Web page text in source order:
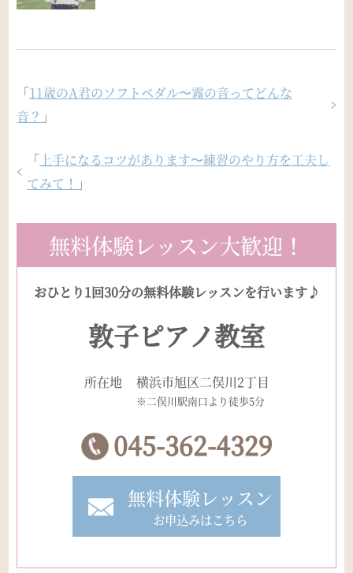
「11歳のA君のソフトペダル〜霧の音ってどんな
音？ 」
「 上手になるコツがあります〜練習のやり方を工夫し
てみて！ 」
無料体験レッスン大歓迎！
おひとり1回30分の無料体験レッスンを行います♪
敦子ピアノ教室
所在地 横浜市旭区二俣川2丁目
※二俣川駅南口より徒歩5分
045-362-4329
無料体験レッスン
お申込みはこちら